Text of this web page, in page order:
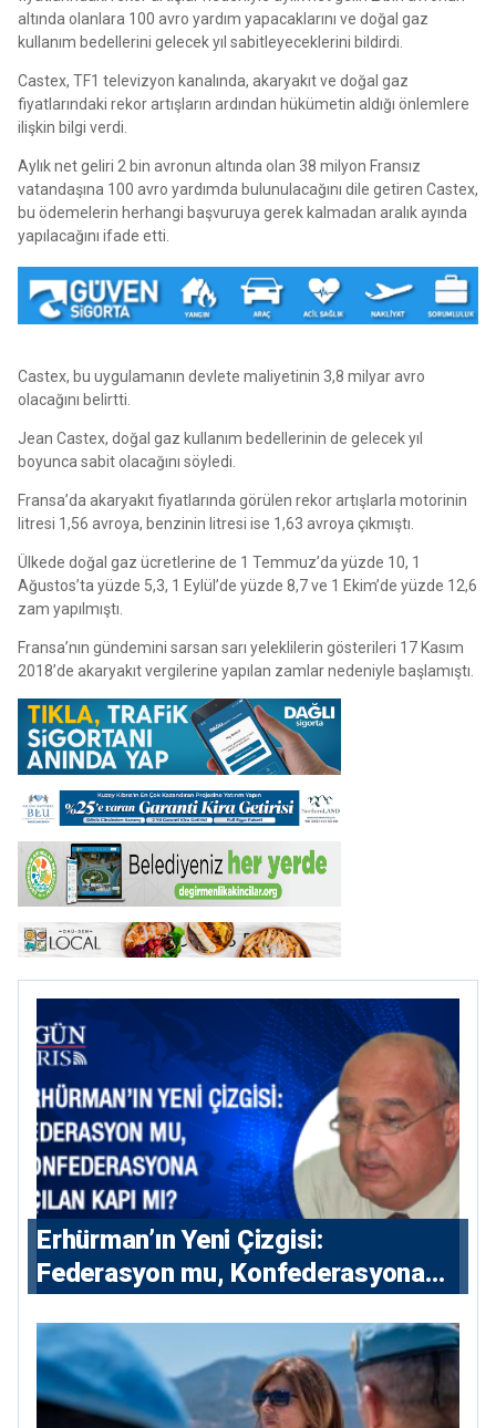
altında olanlara 100 avro yardım yapacaklarını ve doğal gaz
kullanım bedellerini gelecek yıl sabitleyeceklerini bildirdi.
Castex, TF1 televizyon kanalında, akaryakıt ve doğal gaz
fiyatlarındaki rekor artışların ardından hükümetin aldığı önlemlere
ilişkin bilgi verdi.
Aylık net geliri 2 bin avronun altında olan 38 milyon Fransız
vatandaşına 100 avro yardımda bulunulacağını dile getiren Castex,
bu ödemelerin herhangi başvuruya gerek kalmadan aralık ayında
yapılacağını ifade etti.
Castex, bu uygulamanın devlete maliyetinin 3,8 milyar avro
olacağını belirtti.
Jean Castex, doğal gaz kullanım bedellerinin de gelecek yıl
boyunca sabit olacağını söyledi.
Fransa’da akaryakıt fiyatlarında görülen rekor artışlarla motorinin
litresi 1,56 avroya, benzinin litresi ise 1,63 avroya çıkmıştı.
Ülkede doğal gaz ücretlerine de 1 Temmuz’da yüzde 10, 1
Ağustos’ta yüzde 5,3, 1 Eylül’de yüzde 8,7 ve 1 Ekim’de yüzde 12,6
zam yapılmıştı.
Fransa’nın gündemini sarsan sarı yeleklilerin gösterileri 17 Kasım
2018’de akaryakıt vergilerine yapılan zamlar nedeniyle başlamıştı.
Erhürman’ın Yeni Çizgisi:
Federasyon mu, Konfederasyona